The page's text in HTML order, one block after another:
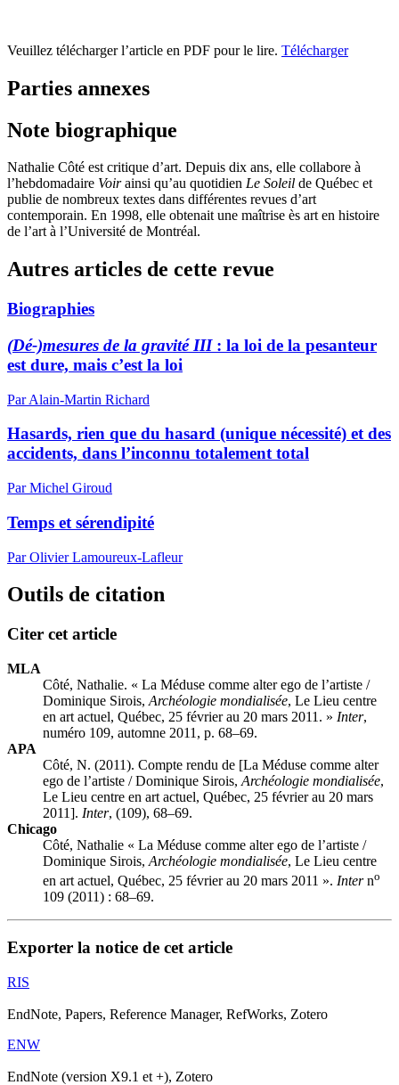
Veuillez télécharger l’article en PDF pour le lire. Télécharger
Parties annexes
Note biographique
Nathalie Côté est critique d’art. Depuis dix ans, elle collabore à
l’hebdomadaire Voirainsi qu’au quotidien Le Soleil de Québec et
publie de nombreux textes dans différentes revues d’art
contemporain. En 1998, elle obtenait une maîtrise ès art en histoire
de l’art à l’Université de Montréal.
Autres articles de cette revue
Biographies
(Dé-)mesures de la gravité III: la loi de la pesanteur
est dure, mais c’est la loi
Par Alain-Martin Richard
Hasards, rien que du hasard (unique nécessité) et des
accidents, dans l’inconnu totalement total
Par Michel Giroud
Temps et sérendipité
Par Olivier Lamoureux-Lafleur
Outils de citation
Citer cet article
MLA
Côté, Nathalie. « La Méduse comme alter ego de l’artiste /
Dominique Sirois, Archéologie mondialisée, Le Lieu centre
en art actuel, Québec, 25 février au 20 mars 2011. » Inter,
numéro 109, automne 2011, p. 68–69.
APA
Côté, N. (2011). Compte rendu de [La Méduse comme alter
ego de l’artiste / Dominique Sirois, Archéologie mondialisée,
Le Lieu centre en art actuel, Québec, 25 février au 20 mars
2011]. Inter, (109), 68–69.
Chicago
Côté, Nathalie « La Méduse comme alter ego de l’artiste /
Dominique Sirois, Archéologie mondialisée, Le Lieu centre
en art actuel, Québec, 25 février au 20 mars 2011 ». Interno
109 (2011) : 68–69.
Exporter la notice de cet article
RIS
EndNote, Papers, Reference Manager, RefWorks, Zotero
ENW
EndNote (version X9.1 et +), Zotero